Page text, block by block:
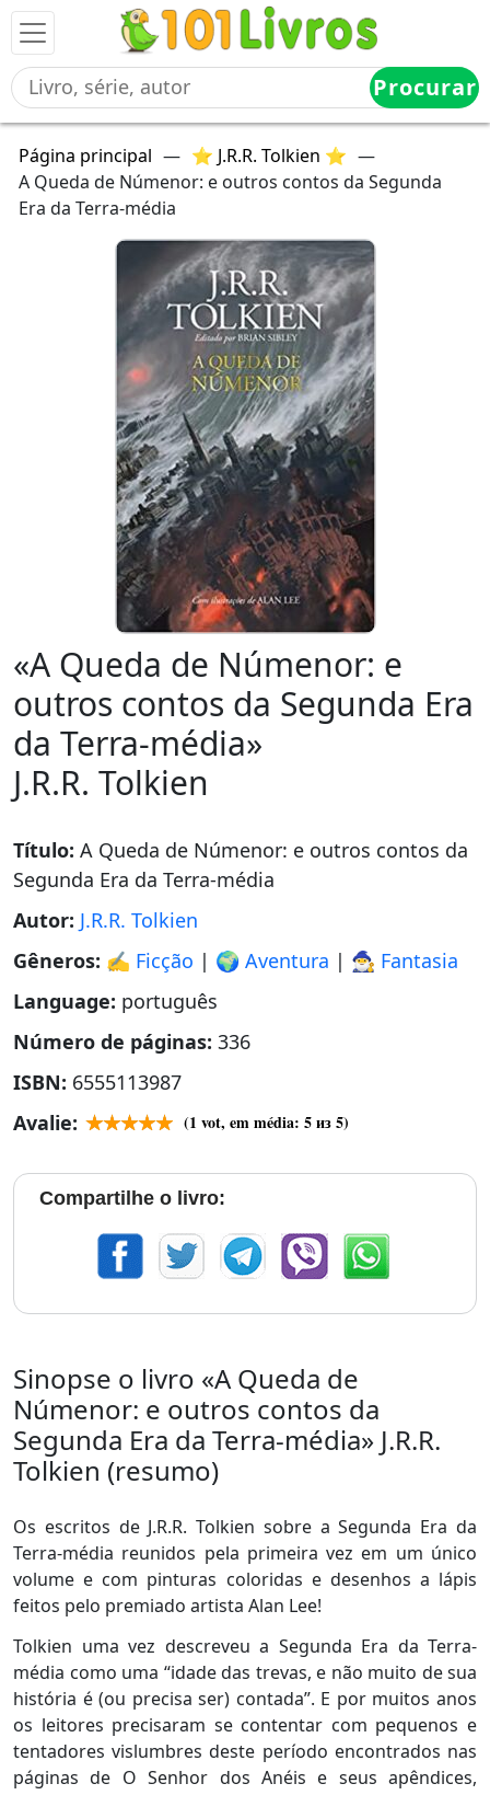
Procurar
Página principal — ⭐ J.R.R. Tolkien ⭐ —
A Queda de Númenor: e outros contos da Segunda
Era da Terra-média
«A Queda de Númenor: e
outros contos da Segunda Era
da Terra-média»
J.R.R. Tolkien
Título: A Queda de Númenor: e outros contos da
Segunda Era da Terra-média
Autor: J.R.R. Tolkien
Gêneros: ✍️ Ficção | 🌍 Aventura | 🧙‍♂️ Fantasia
Language: português
Número de páginas: 336
ISBN: 6555113987
Avalie:
(1 vot, em média: 5из 5)
Compartilhe o livro:
Sinopse o livro «A Queda de
Númenor: e outros contos da
Segunda Era da Terra-média» J.R.R.
Tolkien (resumo)
Os escritos de J.R.R. Tolkien sobre a Segunda Era da
Terra-média reunidos pela primeira vez em um único
volume e com pinturas coloridas e desenhos a lápis
feitos pelo premiado artista Alan Lee!
Tolkien uma vez descreveu a Segunda Era da Terra-
média como uma “idade das trevas, e não muito de sua
história é (ou precisa ser) contada”. E por muitos anos
os leitores precisaram se contentar com pequenos e
tentadores vislumbres deste período encontrados nas
páginas de O Senhor dos Anéis e seus apêndices,